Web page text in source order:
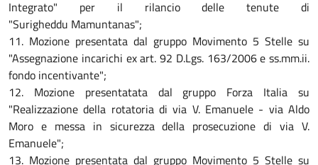
Integrato" per il rilancio delle tenute di
"Surigheddu Mamuntanas";
11. Mozione presentata dal gruppo Movimento 5 Stelle su
"Assegnazione incarichi ex art. 92 D.Lgs. 163/2006 e ss.mm.ii.
fondo incentivante";
12. Mozione presentatata dal gruppo Forza Italia su
"Realizzazione della rotatoria di via V. Emanuele - via Aldo
Moro e messa in sicurezza della prosecuzione di via V.
Emanuele";
13. Mozione presentata dal gruppo Movimento 5 Stelle su